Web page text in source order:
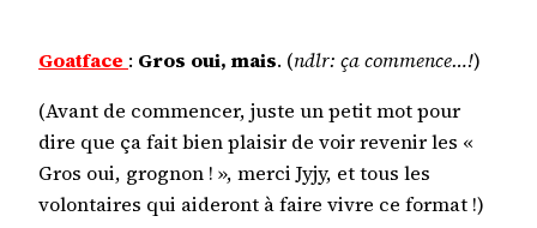
Goatface : Gros oui, mais. (ndlr: ça commence…!)
(Avant de commencer, juste un petit mot pour
dire que ça fait bien plaisir de voir revenir les «
Gros oui, grognon ! », merci Jyjy, et tous les
volontaires qui aideront à faire vivre ce format !)